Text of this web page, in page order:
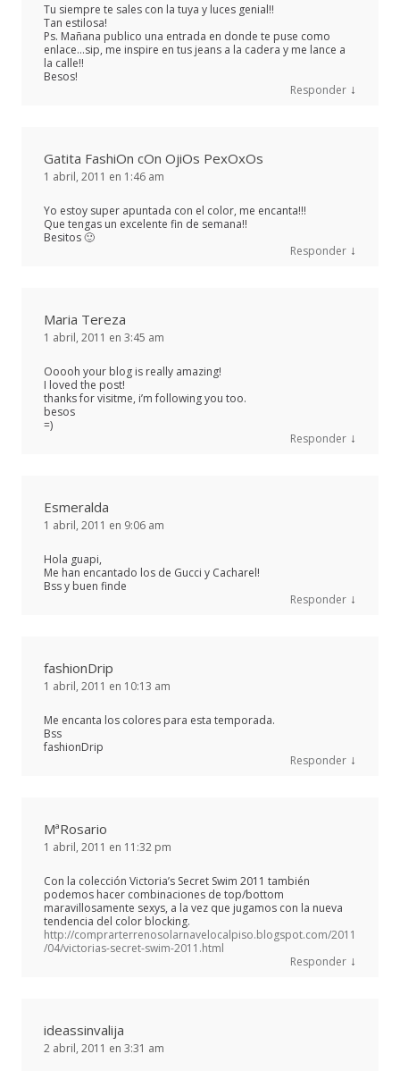
Tu siempre te sales con la tuya y luces genial!!
Tan estilosa!
Ps. Mañana publico una entrada en donde te puse como
enlace…sip, me inspire en tus jeans a la cadera y me lance a
la calle!!
Besos!
Responder ↓
Gatita FashiOn cOn OjiOs PexOxOs
1 abril, 2011 en 1:46 am
Yo estoy super apuntada con el color, me encanta!!!
Que tengas un excelente fin de semana!!
Besitos 🙂
Responder ↓
Maria Tereza
1 abril, 2011 en 3:45 am
Ooooh your blog is really amazing!
I loved the post!
thanks for visitme, i’m following you too.
besos
=)
Responder ↓
Esmeralda
1 abril, 2011 en 9:06 am
Hola guapi,
Me han encantado los de Gucci y Cacharel!
Bss y buen finde
Responder ↓
fashionDrip
1 abril, 2011 en 10:13 am
Me encanta los colores para esta temporada.
Bss
fashionDrip
Responder ↓
MªRosario
1 abril, 2011 en 11:32 pm
Con la colección Victoria’s Secret Swim 2011 también
podemos hacer combinaciones de top/bottom
maravillosamente sexys, a la vez que jugamos con la nueva
tendencia del color blocking.
http://comprarterrenosolarnavelocalpiso.blogspot.com/2011
/04/victorias-secret-swim-2011.html
Responder ↓
ideassinvalija
2 abril, 2011 en 3:31 am